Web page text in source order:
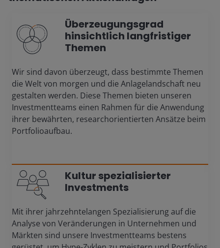
Überzeugungsgrad
hinsichtlich langfristiger
Themen
Wir sind davon überzeugt, dass bestimmte Themen
die Welt von morgen und die Anlagelandschaft neu
gestalten werden. Diese Themen bieten unseren
Investmentteams einen Rahmen für die Anwendung
ihrer bewährten, researchorientierten Ansätze beim
Portfolioaufbau.
Kultur spezialisierter
Investments
Mit ihrer jahrzehntelangen Spezialisierung auf die
Analyse von Veränderungen in Unternehmen und
Märkten sind unsere Investmentteams bestens